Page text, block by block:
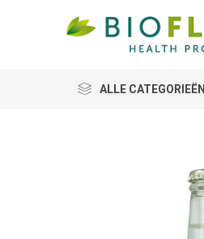
ALLE CATEGORIEËN